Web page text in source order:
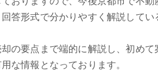
答形式で分かりやすく解説してい
の要点まで端的に解説し、初め
な情報となっております。